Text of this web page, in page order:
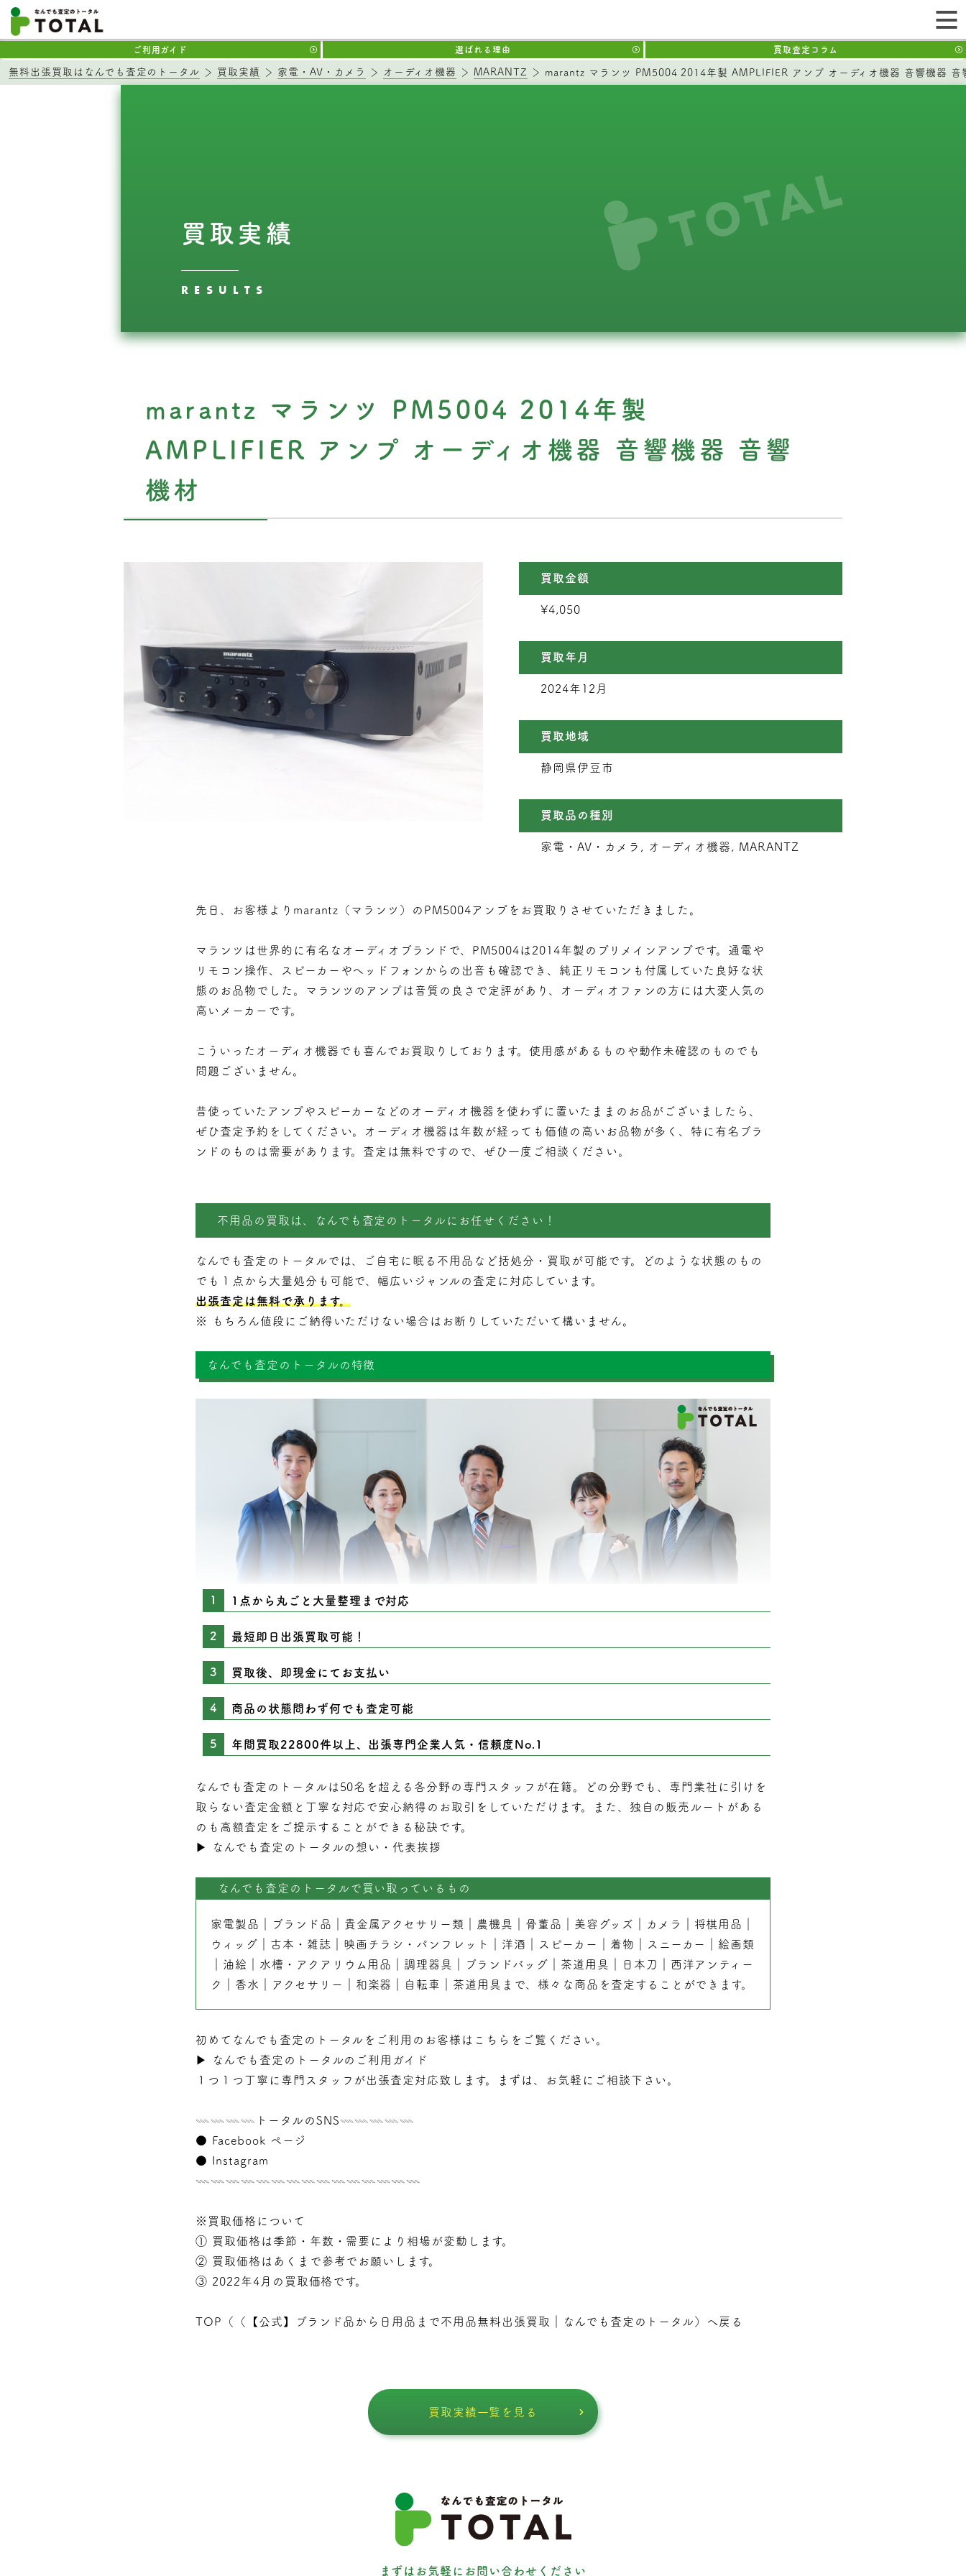
ご利用ガイド 選ばれる理由 買取査定コラム
無料出張買取はなんでも査定のトータル 買取実績 家電・AV・カメラ オーディオ機器 MARANTZ marantz マランツ PM5004 2014年製 AMPLIFIER アンプ オーディオ機器 音響機器 音
買取実績
RESULTS
marantz マランツ PM5004 2014年製
AMPLIFIER アンプ オーディオ機器 音響機器 音響
機材
買取金額
¥4,050
買取年月
2024年12月
買取地域
静岡県伊豆市
買取品の種別
家電・AV・カメラ, オーディオ機器, MARANTZ
先日、お客様よりmarantz（マランツ）のPM5004アンプをお買取りさせていただきました。
マランツは世界的に有名なオーディオブランドで、PM5004は2014年製のプリメインアンプです。通電や
リモコン操作、スピーカーやヘッドフォンからの出音も確認でき、純正リモコンも付属していた良好な状
態のお品物でした。マランツのアンプは音質の良さで定評があり、オーディオファンの方には大変人気の
高いメーカーです。
こういったオーディオ機器でも喜んでお買取りしております。使用感があるものや動作未確認のものでも
問題ございません。
昔使っていたアンプやスピーカーなどのオーディオ機器を使わずに置いたままのお品がございましたら、
ぜひ査定予約をしてください。オーディオ機器は年数が経っても価値の高いお品物が多く、特に有名ブラ
ンドのものは需要があります。査定は無料ですので、ぜひ一度ご相談ください。
不用品の買取は、なんでも査定のトータルにお任せください！
なんでも査定のトータルでは、ご自宅に眠る不用品など括処分・ 買取 が可能です。どのような状態のもの
でも１点から大量処分も可能で、幅広いジャンルの査定に対応しています。
出張査定は無料で承ります。
※ もちろん値段にご納得いただけない場合はお断りしていただいて構いません。
なんでも査定のトータルの特徴
1点から丸ごと大量整理まで対応
最短即日出張買取可能！
買取後、即現金にてお支払い
商品の状態問わず何でも査定可能
年間買取22800件以上、出張専門企業人気・信頼度No.1
なんでも査定のトータルは50名を超える各分野の専門スタッフが在籍。どの分野でも、専門業社に引けを
取らない査定 金額と丁寧な対応で安心納得のお取引をしていただけます。また、独自の販売ルートがある
のも高額査定をご提示することができる秘訣です。
▶︎
なんでも査定のトータルの想い・代表挨拶
なんでも査定のトータルで買い取っているもの
家電製品 ブランド品 貴金属アクセサリー類 農機具 骨董品 美容グッズ カメラ 将棋用品
ウィッグ
古本 ・ 雑誌 映画チラシ・パンフレット 洋酒 スピーカー 着物 スニーカー
絵画類
油絵 水槽・アクアリウム用品 調理器具 ブランドバッグ ｜茶道用具｜ 日本刀
西洋アンティー
ク
香水 アクセサリー 和楽器 自転車 茶道用具 まで、様々な商品を査定することができます。
初めてなんでも査定のトータルをご利用のお客様はこちらをご覧ください。
▶︎
なんでも査定のトータルのご利用ガイド
１つ１つ丁寧に専門スタッフが出張査定対応致します。まずは、お気軽にご相談下さい。
𓇠𓇠𓇠𓇠トータルのSNS𓇠𓇠𓇠𓇠𓇠
● Facebook ページ
● Instagram
𓇠𓇠𓇠𓇠𓇠𓇠𓇠𓇠𓇠𓇠𓇠𓇠𓇠𓇠𓇠
※買取価格について
① 買取価格は季節・年数・需要により相場が変動します。
② 買取価格はあくまで参考でお願いします。
③ 2022年4月の買取価格です。
TOP（（ 【公式】ブランド品から日用品まで不用品無料出張買取｜なんでも査定のトータル）へ戻る
買取実績一覧を見る
まずはお気軽にお問い合わせください